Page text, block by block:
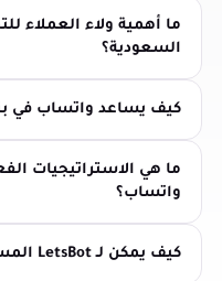
ما أهمية ولاء العملاء
السعودية؟
كيف يساعد واتساب في
ما هي الاستراتيجيات
واتساب؟
كيف يمكن لـ LetsBot المساعدة في بناء ولاء العملاء؟